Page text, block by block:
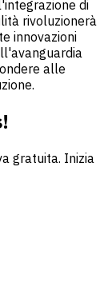
di
rivoluzionerà
innovazioni
alle
gratuita. Inizia